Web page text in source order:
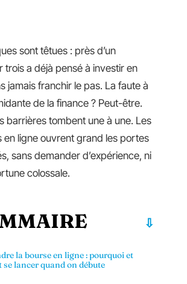
sont têtues : près d’un
trois a déjà pensé à investir en
jamais franchir le pas. La faute à
de la finance ? Peut-être.
barrières tombent une à une. Les
en ligne ouvrent grand les portes
sans demander d’expérience, ni
colossale.
la bourse en ligne : pourquoi et
lancer quand on débute